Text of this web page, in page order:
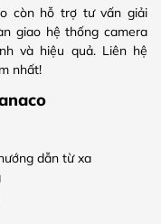
còn hỗ trợ tư vấn giải
giao hệ thống camera
và hiệu quả. Liên hệ
nhất!
dẫn từ xa